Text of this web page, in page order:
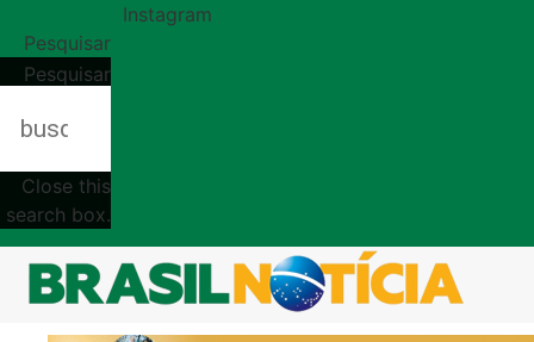
Instagram
Pesquisar
Pesquisar
Close this
search box.